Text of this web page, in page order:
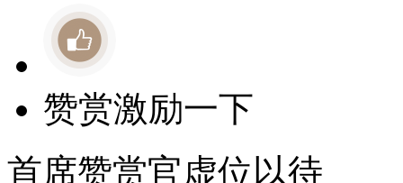
赞赏激励一下
首席赞赏官虚位以待